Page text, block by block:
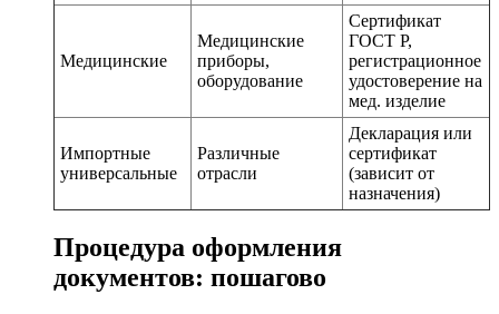
Медицинские
Медицинские
приборы,
оборудование
Сертификат
ГОСТ Р,
регистрационное
удостоверение на
мед. изделие
Импортные
универсальные
Различные
отрасли
Декларация или
сертификат
(зависит от
назначения)
Процедура оформления
документов: пошагово